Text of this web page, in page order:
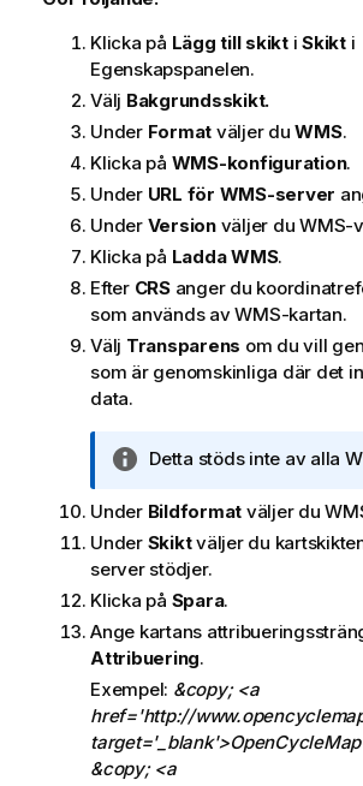
Klicka på Lägg till skikti Skikti
Egenskapspanelen.
Välj Bakgrundsskikt.
Under Format väljer duWMS.
Klicka på WMS-konfiguration.
Under URL för WMS-server
Under Versionväljer du WMS-
Klicka på Ladda WMS.
Efter CRSanger du
som används avWMS-kartan.
Välj Transparens om du vill
som är genomskinliga där det
data.
A
t
e
c
i
n
g
o
m
i
Detta stöds inte av alla
Under Bildformat väljer du
Under Skiktväljer du
server stödjer.
Klicka på Spara.
Ange kartans
Attribuering.
Exempel: &copy; <a
href='http://
&copy; <a